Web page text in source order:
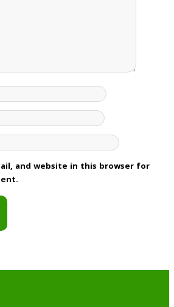
and website in this browser for